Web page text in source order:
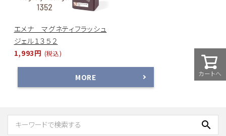
エメナ マグネティフラッシュ
ジェル１３５２
1,993円 (税込)
MORE
search
カートへ